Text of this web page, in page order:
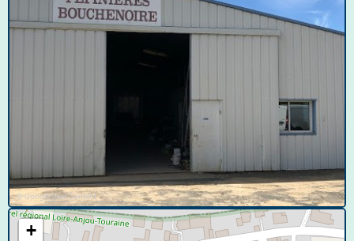
© Google User Content
+